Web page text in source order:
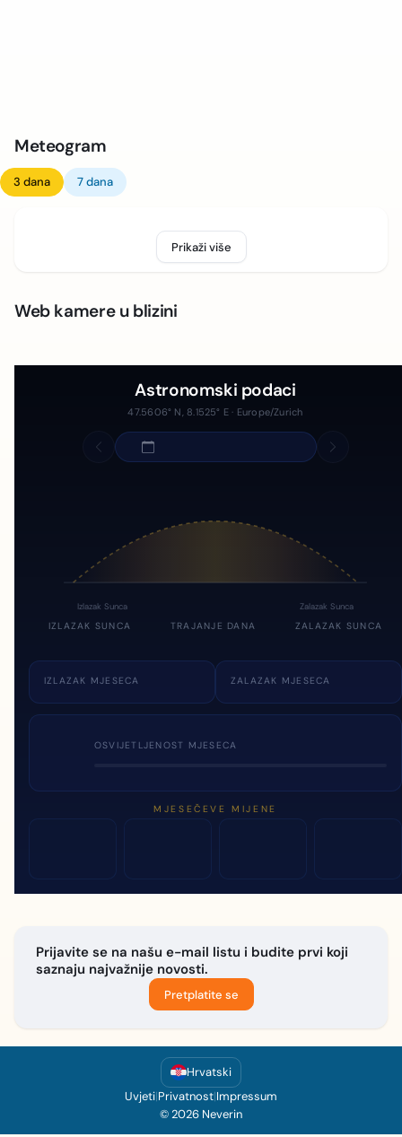
Meteogram
3 dana 7 dana
Prikaži više
Web kamere u blizini
Astronomski podaci
47.5606° N, 8.1525° E · Europe/Zurich
Izlazak Sunca Zalazak Sunca
IZLAZAK SUNCA TRAJANJE DANA ZALAZAK SUNCA
IZLAZAK MJESECA ZALAZAK MJESECA
OSVIJETLJENOST MJESECA
MJESEČEVE MIJENE
Prijavite se na našu e-mail listu i budite prvi koji
saznaju najvažnije novosti.
Pretplatite se
Hrvatski
Uvjeti|Privatnost|Impressum
© 2026 Neverin